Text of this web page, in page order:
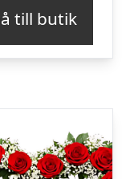
till butik